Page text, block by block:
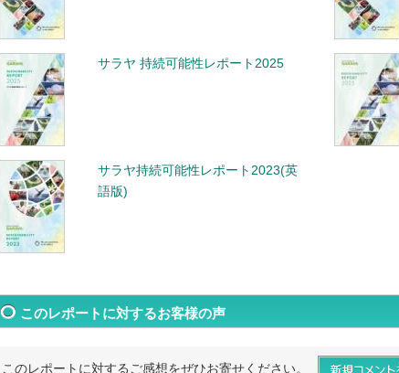
サラヤ 持続可能性レポート2025
サラヤ持続可能性レポート2023(英
語版)
このレポートに対するお客様の声
このレポートに対するご感想をぜひお寄せください。